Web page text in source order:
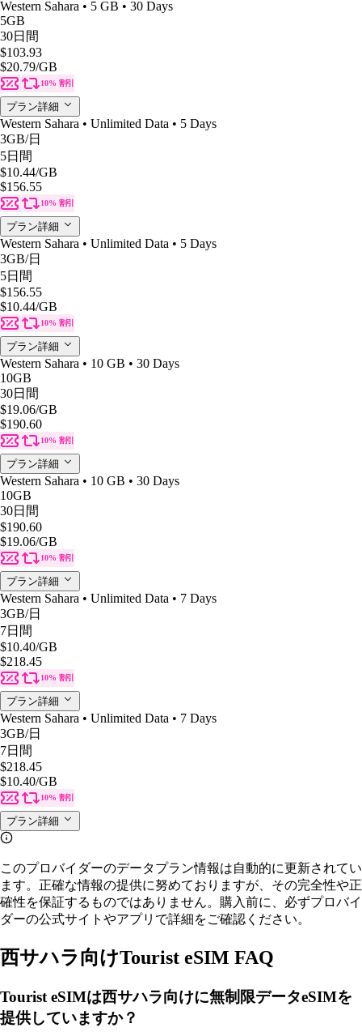
Western Sahara • 5 GB • 30 Days
5GB
30日間
$103.93
$20.79/GB
10% 割引
プラン詳細
Western Sahara • Unlimited Data • 5 Days
3GB/日
5日間
$10.44/GB
$156.55
10% 割引
プラン詳細
Western Sahara • Unlimited Data • 5 Days
3GB/日
5日間
$156.55
$10.44/GB
10% 割引
プラン詳細
Western Sahara • 10 GB • 30 Days
10GB
30日間
$19.06/GB
$190.60
10% 割引
プラン詳細
Western Sahara • 10 GB • 30 Days
10GB
30日間
$190.60
$19.06/GB
10% 割引
プラン詳細
Western Sahara • Unlimited Data • 7 Days
3GB/日
7日間
$10.40/GB
$218.45
10% 割引
プラン詳細
Western Sahara • Unlimited Data • 7 Days
3GB/日
7日間
$218.45
$10.40/GB
10% 割引
プラン詳細
このプロバイダーのデータプラン情報は自動的に更新されてい
ます。正確な情報の提供に努めておりますが、その完全性や正
確性を保証するものではありません。購入前に、必ずプロバイ
ダーの公式サイトやアプリで詳細をご確認ください。
西サハラ向けTourist eSIM FAQ
Tourist eSIMは西サハラ向けに無制限データeSIMを
提供していますか？